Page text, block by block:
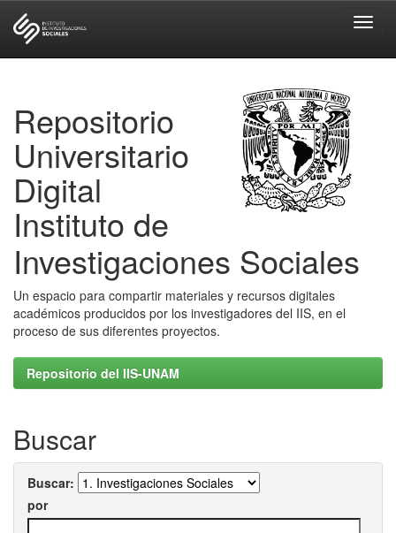
Repositorio
Universitario
Digital
Instituto de
Investigaciones Sociales
Un espacio para compartir materiales y recursos digitales
académicos producidos por los investigadores del IIS, en el
proceso de sus diferentes proyectos.
Repositorio del IIS-UNAM
Buscar
Buscar:
por